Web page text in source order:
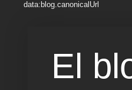
data:blog.canonicalUrl
El